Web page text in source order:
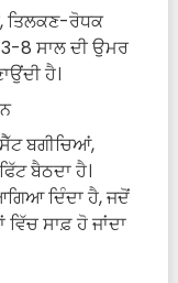
ਤਿਲਕਣ-ਰੋਧਕ
8 ਸਾਲ ਦੀ ਉਮਰ
ਹੈ।
ਬਗੀਚਿਆਂ,
ਬੈਠਦਾ ਹੈ।
ਦਿੰਦਾ ਹੈ, ਜਦੋਂ
ਸਾਫ਼ ਹੋ ਜਾਂਦਾ